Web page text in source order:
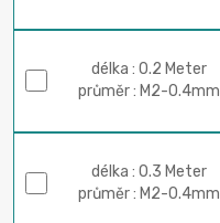
délka : 0.2 Meter
průměr : M2-0.4mm
délka : 0.3 Meter
průměr : M2-0.4mm